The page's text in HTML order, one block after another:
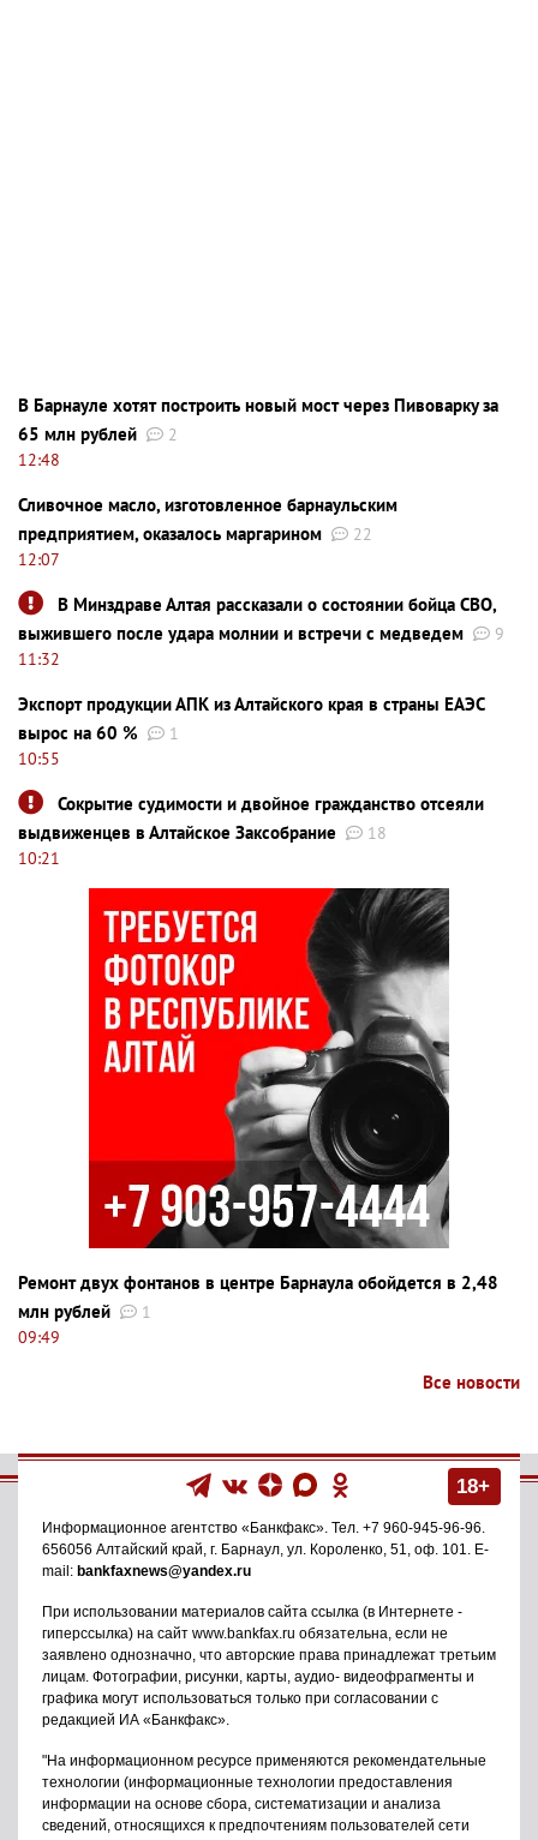
В Барнауле хотят построить новый мост через Пивоварку за
65 млн рублей
2
12:48
Сливочное масло, изготовленное барнаульским
предприятием, оказалось маргарином
22
12:07
В Минздраве Алтая рассказали о состоянии бойца СВО,
выжившего после удара молнии и встречи с медведем
9
11:32
Экспорт продукции АПК из Алтайского края в страны ЕАЭС
вырос на 60 %
1
10:55
Сокрытие судимости и двойное гражданство отсеяли
выдвиженцев в Алтайское Заксобрание
18
10:21
Ремонт двух фонтанов в центре Барнаула обойдется в 2,48
млн рублей
1
09:49
Все новости
18+
Информационное агентство «Банкфакс» . Тел. +7 960-945-96-96
656056 Алтайский край, г. Барнаул ул. Короленко, 51, оф. 101
. E-
mail: bankfaxnews@yandex.ru
При использовании материалов сайта ссылка (в Интернете -
гиперссылка) на сайт www.bankfax.ru обязательна, если не
заявлено однозначно, что авторские права принадлежат третьим
лицам. Фотографии, рисунки, карты, аудио- видеофрагменты и
графика могут использоваться только при согласовании с
редакцией ИА «Банкфакс».
"На информационном ресурсе применяются рекомендательные
технологии (информационные технологии предоставления
информации на основе сбора, систематизации и анализа
сведений, относящихся к предпочтениям пользователей сети